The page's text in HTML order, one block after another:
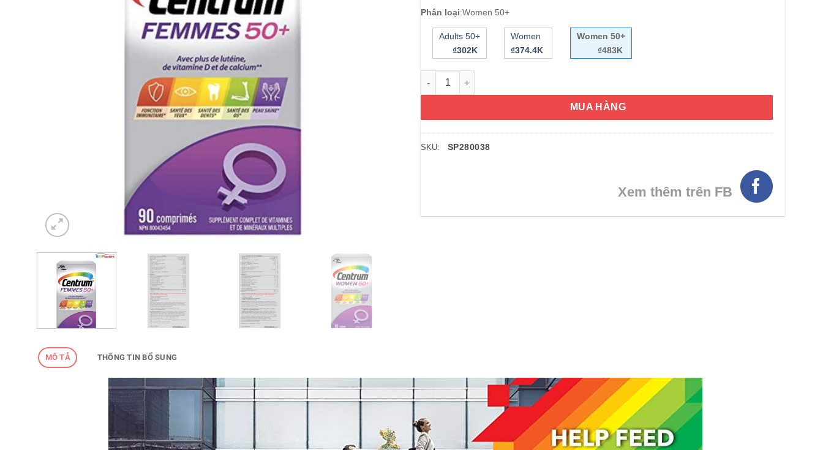
Phân loại:Women 50+
Adults 50+
₫302K
Women
₫374.4K
Women 50+
₫483K
Vitamin dành cho nữ trên 50 tuổi Centrum Femes 50+ 90 viên số lượng
MUA HÀNG
SKU: SP280038
Xem thêm trên FB
MÔ TẢ THÔNG TIN BỔ SUNG